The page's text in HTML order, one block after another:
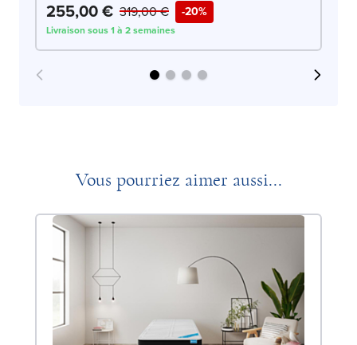
255,00 € -20%
319,00 €
Livraison sous 1 à 2 semaines
Vous pourriez aimer aussi...